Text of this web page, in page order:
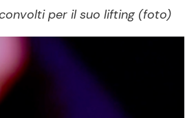
Le Ricette in TV
Ricette Facili e Veloci
Feste
per il suo lifting (foto)